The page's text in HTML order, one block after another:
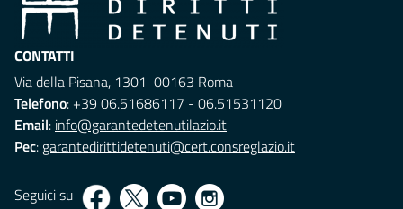
CONTATTI
Via della Pisana, 1301 00163 Roma
Telefono: +39 06.51686117 - 06.51531120
Email: info@garantedetenutilazio.it
Pec: garantedirittidetenuti@cert.consreglazio.it
Seguici su